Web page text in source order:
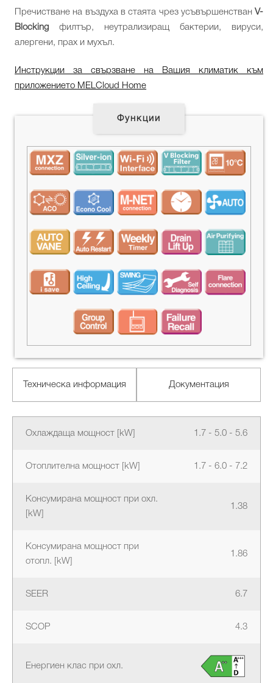
Пречистване на въздуха в стаята чрез усъвършенстванV-
Blocking филтър, неутрализиращ бактерии, вируси,
алергени, прах и мухъл.
Инструкции за свързване на Вашия климатик към
приложението MELCloud Home
Функции
Техническа информация Документация
Охлаждаща мощност [kW] 1.7 - 5.0 - 5.6
Отоплителна мощност [kW] 1.7 - 6.0 - 7.2
Консумирана мощност при охл.
[kW]
1.38
Консумирана мощност при
отопл. [kW]
1.86
SEER 6.7
SCOP 4.3
Енергиен клас при охл.